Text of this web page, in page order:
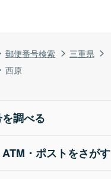
郵便番号検索
三重県
西原
調べる
・ポストをさがす